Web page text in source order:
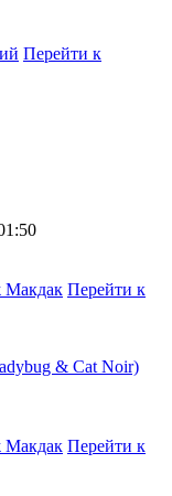
Перейти к
Макдак Перейти к
& Cat Noir)
Макдак Перейти к